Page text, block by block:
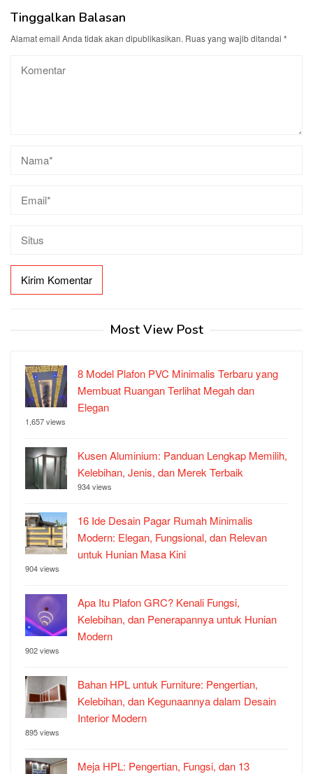
Tinggalkan Balasan
Alamat email Anda tidak akan dipublikasikan. Ruas yang wajib ditandai *
Most View Post
8 Model Plafon PVC Minimalis Terbaru yang
Membuat Ruangan Terlihat Megah dan
Elegan
1,657 views
Kusen Aluminium: Panduan Lengkap Memilih,
Kelebihan, Jenis, dan Merek Terbaik
934 views
16 Ide Desain Pagar Rumah Minimalis
Modern: Elegan, Fungsional, dan Relevan
untuk Hunian Masa Kini
904 views
Apa Itu Plafon GRC? Kenali Fungsi,
Kelebihan, dan Penerapannya untuk Hunian
Modern
902 views
Bahan HPL untuk Furniture: Pengertian,
Kelebihan, dan Kegunaannya dalam Desain
Interior Modern
895 views
Meja HPL: Pengertian, Fungsi, dan 13